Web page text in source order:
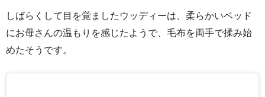
しばらくして目を覚ましたウッディーは、柔らかいベッド
にお母さんの温もりを感じたようで、毛布を両手で揉み始
めたそうです。